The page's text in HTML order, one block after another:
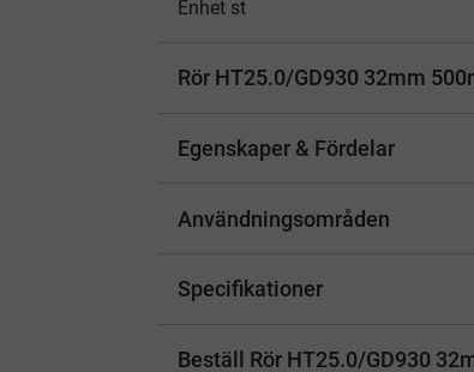
Enhet st
Rör HT25.0/GD930 32mm
Egenskaper & Fördelar
Användningsområden
Specifikationer
Beställ Rör HT25.0/GD930